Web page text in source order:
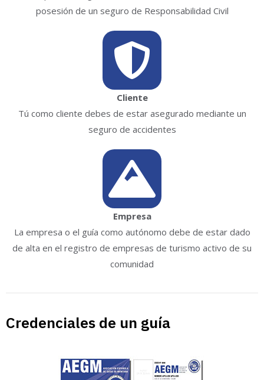
posesión de un seguro de Responsabilidad Civil
Cliente
Tú como cliente debes de estar asegurado mediante un
seguro de accidentes
Empresa
La empresa o el guía como autónomo debe de estar dado
de alta en el registro de empresas de turismo activo de su
comunidad
Credenciales de un guía